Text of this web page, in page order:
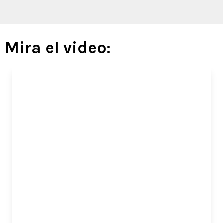
Mira el video: